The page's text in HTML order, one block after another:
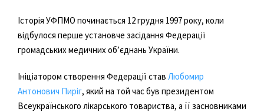
Історія УФПМО починається 12 грудня 1997 року, коли
відбулося перше установче засідання Федерації
громадських медичних об’єднань України.
Ініціатором створення Федерації став Любомир
Антонович Пиріг, який на той час був президентом
Всеукраїнського лікарського товариства, а її засновниками